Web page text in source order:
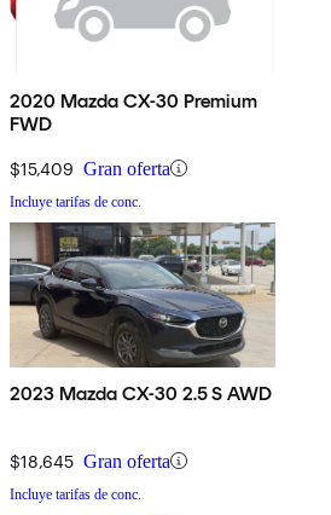
2020 Mazda CX-30 Premium
FWD
$15,409 Gran oferta
Incluye tarifas de conc.
2023 Mazda CX-30 2.5 S AWD
$18,645 Gran oferta
Incluye tarifas de conc.